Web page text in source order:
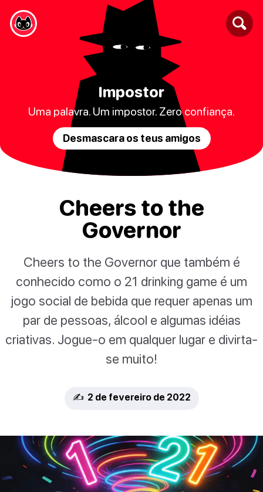
Impostor
Uma palavra. Um impostor. Zero confiança.
Desmascara os teus amigos
Cheers to the
Governor
Cheers to the Governor que também é
conhecido como o 21 drinking game é um
jogo social de bebida que requer apenas um
par de pessoas, álcool e algumas idéias
criativas. Jogue-o em qualquer lugar e divirta-
se muito!
✍️ 2 de fevereiro de 2022